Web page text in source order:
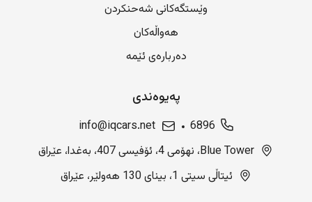
وێستگەکانی شەحنکردن
هەواڵەکان
دەربارەی ئێمە
پەیوەندی
6896
info@iqcars.net
Blue Tower، نهۆمی 4، ئۆفیسی 407، بەغدا، عێراق
ئیتاڵی سیتی 1، بینای 130 هەولێر، عێراق